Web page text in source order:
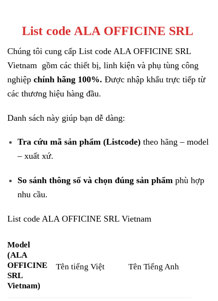
List code ALA OFFICINE SRL
Chúng tôi cung cấp List code ALA OFFICINE SRL
Vietnam gồm các thiết bị, linh kiện và phụ tùng công
nghiệp chính hãng 100%. Được nhập khẩu trực tiếp từ
các thương hiệu hàng đầu.
Danh sách này giúp bạn dễ dàng:
Tra cứu mã sản phẩm (Listcode)theo hãng – model
– xuất xứ.
So sánh thông số và chọn đúng sản phẩmphù hợp
nhu cầu.
List code ALA OFFICINE SRL Vietnam
Model
(ALA
OFFICINE
SRL
Vietnam)
Tên tiếng Việt Tên Tiếng Anh